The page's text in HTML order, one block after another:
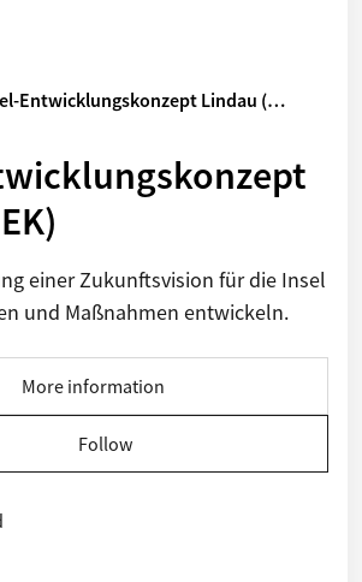
Entwicklungskonzept Lindau (…
einer Zukunftsvision für die Insel
und Maßnahmen entwickeln.
More information
Follow